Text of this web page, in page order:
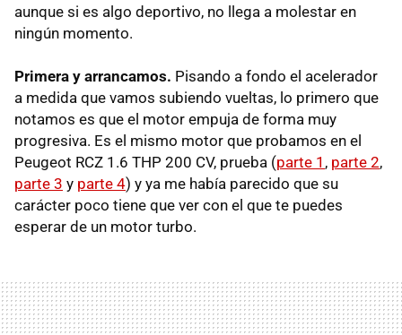
aunque si es algo deportivo, no llega a molestar en
ningún momento.
Primera y arrancamos. Pisando a fondo el acelerador
a medida que vamos subiendo vueltas, lo primero que
notamos es que el motor empuja de forma muy
progresiva. Es el mismo motor que probamos en el
Peugeot RCZ 1.6 THP 200 CV, prueba (parte 1 , parte 2,
parte 3 y parte 4) y ya me había parecido que su
carácter poco tiene que ver con el que te puedes
esperar de un motor turbo.